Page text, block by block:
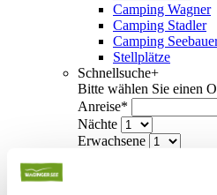
Camping Wagner
Camping Stadler
Camping
Stellplätze
Schnellsuche+
Bitte wählen Sie einen
Anreise*
Nächte
Erwachsene